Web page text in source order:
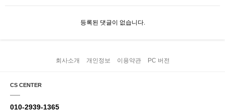
등록된 댓글이 없습니다.
회사소개 개인정보 이용약관 PC 버전
CS CENTER
010-2939-1365